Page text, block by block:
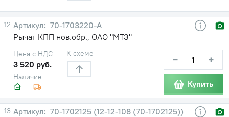
12
70-1703220-А
Рычаг КПП нов.обр., ОАО "МТЗ"
Наличие
Цена с НДС
3 520 руб.
К схеме − +
Купить
13
70-1702125 (12-12-108 (70-1702125))